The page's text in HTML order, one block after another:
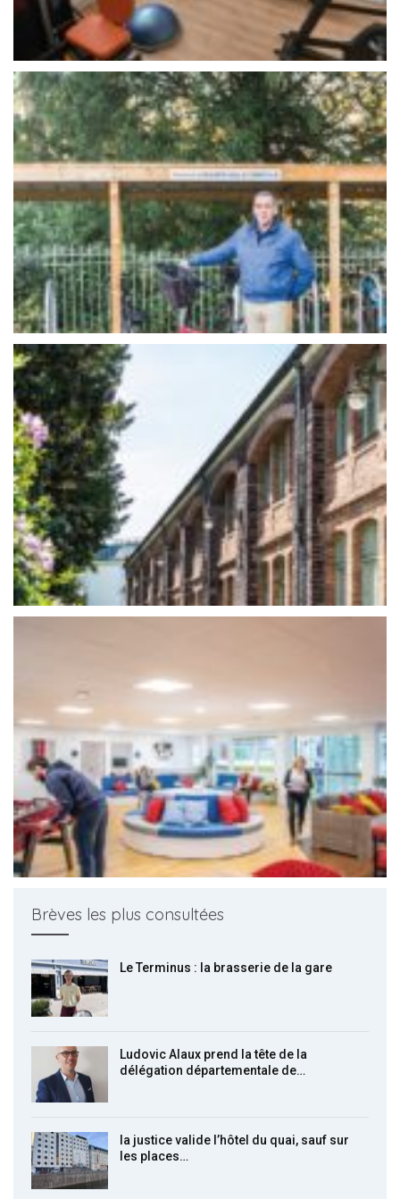
Brèves les plus consultées
Le Terminus : la brasserie de la gare
Ludovic Alaux prend la tête de la
délégation départementale de…
la justice valide l’hôtel du quai, sauf sur
les places…